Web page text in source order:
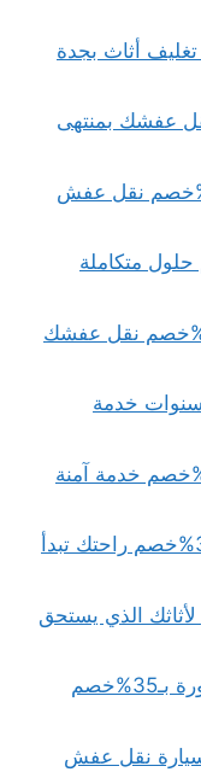
بجدة بـ35%خصم تغليف أثاث بجدة
جدة للدمام بـ35% نقل عفشك بمنتهى
عفش جدة ابحر الشمالية بـ35%خصم نقل عفش
بـ35%خصم حلول متكاملة
عفش من جدة الى جيزان بـ35%خصم نقل عفشك
نقل عفش جدة الحمدانية بخبرة 10 سنوات خدمة
عفش من جدة الى جازان بـ35%خصم خدمة آمنة
نقل عفش من جدة الى الطائف بـ35%خصم راحتك تبدأ
بجدة بـ35%خصم لأثاثك الذي يستحق
نقل عفش من جدة الى المدينة المنورة بـ35%خصم
بـ30%خصم سيارة نقل عفش